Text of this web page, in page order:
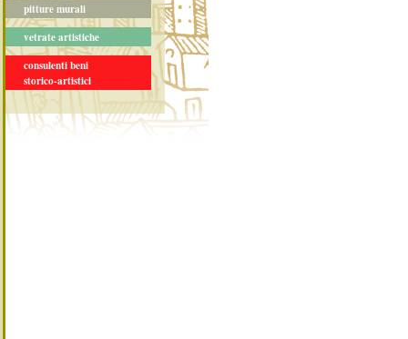
pitture murali
vetrate artistiche
consulenti beni
storico-artistici